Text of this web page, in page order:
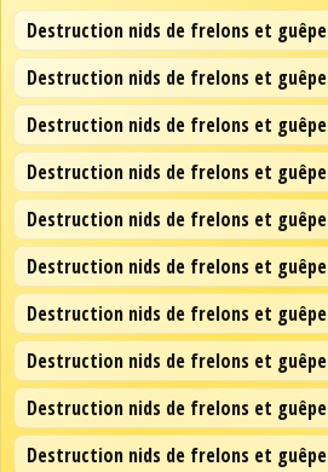
Destruction nids de frelons et
Destruction nids de frelons et
Destruction nids de frelons et
Destruction nids de frelons et
Destruction nids de frelons et
Destruction nids de frelons et
Destruction nids de frelons et
Destruction nids de frelons et
Destruction nids de frelons et
Destruction nids de frelons et